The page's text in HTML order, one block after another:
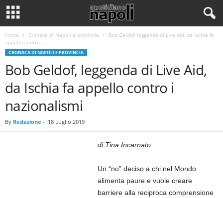
Home Cronaca di Napoli e provincia
Bob Geldof, leggenda di Live Aid, da Ischia fa
appello contro i...
CRONACA DI NAPOLI E PROVINCIA
Bob Geldof, leggenda di Live Aid,
da Ischia fa appello contro i
nazionalismi
By Redazione - 18 Luglio 2019
di Tina Incarnato
Un “no” deciso a chi nel Mondo
alimenta paure e vuole creare
barriere alla reciproca comprensione